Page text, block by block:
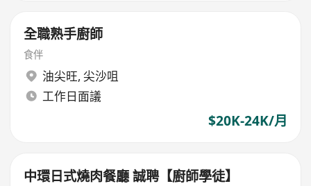
全職熟手廚師
食伴
油尖旺, 尖沙咀
工作日面議
$20K-24K/月
中環日式燒肉餐廳 誠聘【廚師學徒】